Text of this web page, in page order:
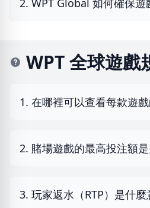
2. WPT Global 如何確保遊
WPT 全球遊戲
1. 在哪裡可以查看每款遊
2. 賭場遊戲的最高投注額是
3. 玩家返水（RTP）是什麼